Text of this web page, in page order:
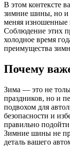
В этом контексте
зимние шины, но и
меняя изношенные
Соблюдение этих
холодное время
преимущества
Почему
Зима — это не
праздников, но и
подвохом для
безопасности и
правильно
Зимние шины не
деталь вашего